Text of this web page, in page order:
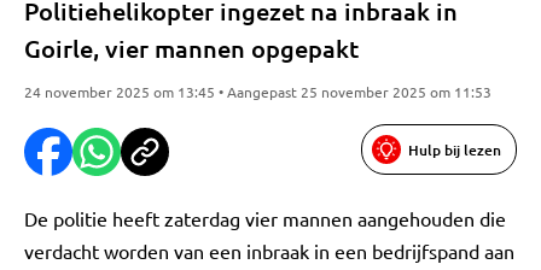
Politiehelikopter ingezet na inbraak in
Goirle, vier mannen opgepakt
24 november 2025 om 13:45 • Aangepast 25 november 2025 om 11:53
Hulp bij lezen
De politie heeft zaterdag vier mannen aangehouden die
verdacht worden van een inbraak in een bedrijfspand aan